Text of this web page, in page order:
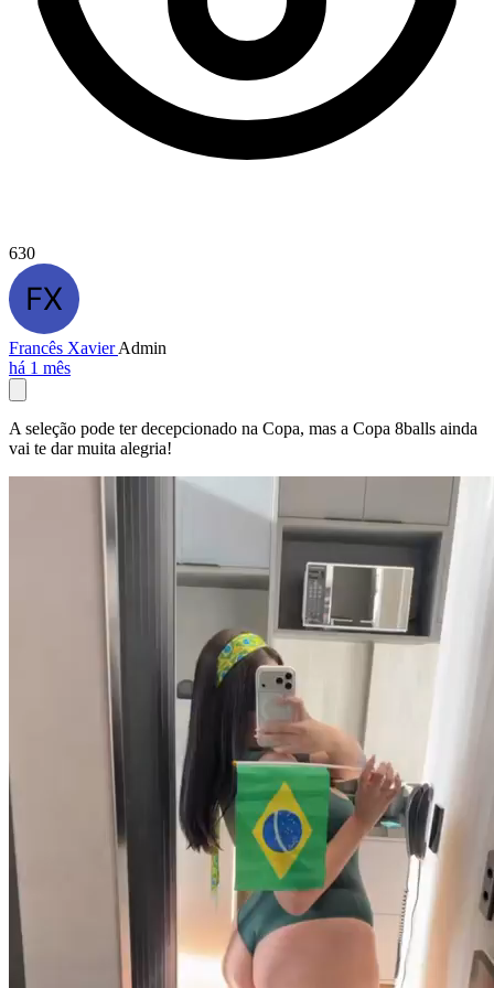
630
Francês XavierAdmin
há 1 mês
A seleção pode ter decepcionado na Copa, mas a Copa 8balls ainda
vai te dar muita alegria!